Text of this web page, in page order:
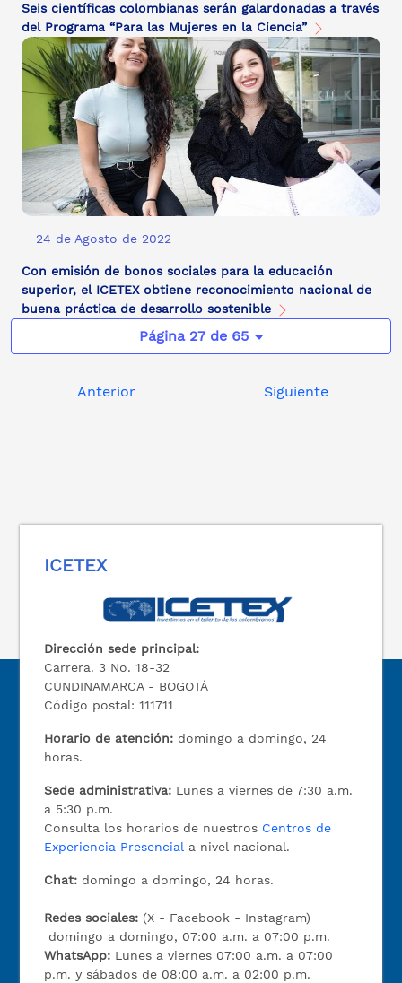
Seis científicas colombianas serán galardonadas a través
del Programa “Para las Mujeres en la Ciencia”
24 de Agosto de 2022
Con emisión de bonos sociales para la educación
superior, el ICETEX obtiene reconocimiento nacional de
buena práctica de desarrollo sostenible
Página 27 de 65
Anterior Siguiente
ICETEX
Dirección sede principal:
Carrera. 3 No. 18-32
CUNDINAMARCA - BOGOTÁ
Código postal: 111711
Horario de atención: domingo a domingo, 24
horas.
Sede administrativa: Lunes a viernes de 7:30 a.m.
a 5:30 p.m.
Consulta los horarios de nuestros Centros de
Experiencia Presencial a nivel nacional.
Chat: domingo a domingo, 24 horas.
Redes sociales: (X - Facebook - Instagram)
domingo a domingo, 07:00 a.m. a 07:00 p.m.
WhatsApp: Lunes a viernes 07:00 a.m. a 07:00
p.m. y sábados de 08:00 a.m. a 02:00 p.m.